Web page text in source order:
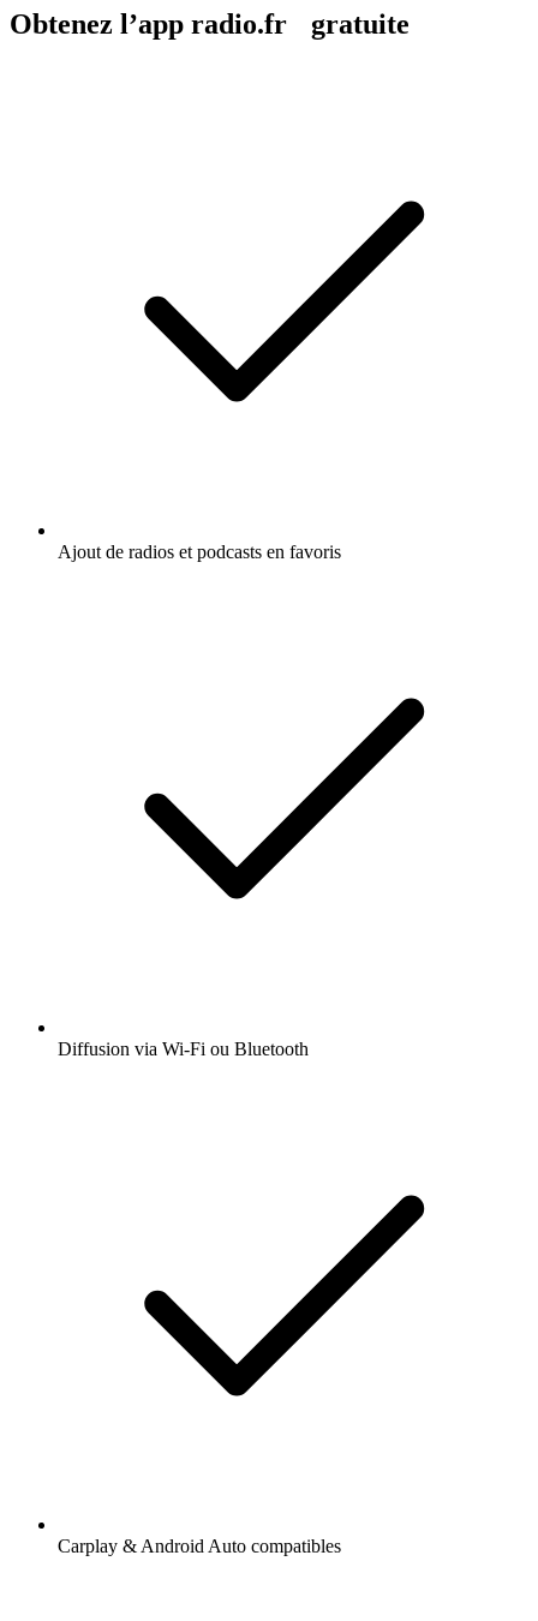
Obtenez l’app radio.fr gratuite
Ajout de radios et podcasts en favoris
Diffusion via Wi-Fi ou Bluetooth
Carplay & Android Auto compatibles